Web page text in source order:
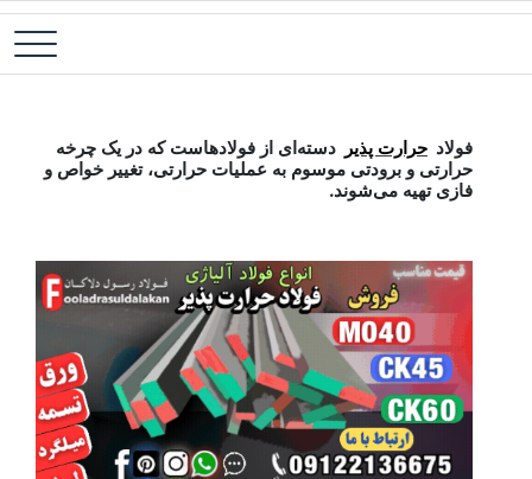
پرش فولاد آلیاژی-میلگرد آلیاژی-تسمه آلیاژی-ورق آلیاژی-لوله آلیاژی-نبشی
فولاد حرارت پذیر دسته‌ای از فولادهاست که در یک چرخه
حرارتی و برودتی موسوم به عملیات حرارتی، تغییر خواص و
فازی تهیه می‌شوند.